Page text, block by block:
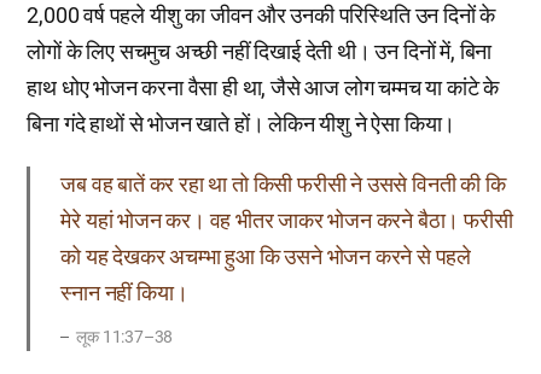
2,000 वर्ष पहले यीशु का जीवन और उनकी परिस्थिति उन दिनों के
लोगों के लिए सचमुच अच्छी नहीं दिखाई देती थी। उन दिनों में, बिना
हाथ धोए भोजन करना वैसा ही था, जैसे आज लोग चम्मच या कांटे के
बिना गंदे हाथों से भोजन खाते हों। लेकिन यीशु ने ऐसा किया।
जब वह बातें कर रहा था तो किसी फरीसी ने उससे विनती की कि
मेरे यहां भोजन कर। वह भीतर जाकर भोजन करने बैठा। फरीसी
को यह देखकर अचम्भा हुआ कि उसने भोजन करने से पहले
स्नान नहीं किया।
लूक 11:37–38